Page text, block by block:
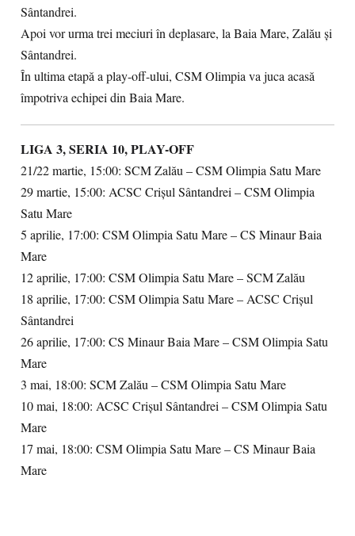
Sântandrei.
Apoi vor urma trei meciuri în deplasare, la Baia Mare, Zalău și
Sântandrei.
În ultima etapă a play-off-ului, CSM Olimpia va juca acasă
împotriva echipei din Baia Mare.
LIGA 3, SERIA 10, PLAY-OFF
21/22 martie, 15:00: SCM Zalău – CSM Olimpia Satu Mare
29 martie, 15:00: ACSC Crișul Sântandrei – CSM Olimpia
Satu Mare
5 aprilie, 17:00: CSM Olimpia Satu Mare – CS Minaur Baia
Mare
12 aprilie, 17:00: CSM Olimpia Satu Mare – SCM Zalău
18 aprilie, 17:00: CSM Olimpia Satu Mare – ACSC Crișul
Sântandrei
26 aprilie, 17:00: CS Minaur Baia Mare – CSM Olimpia Satu
Mare
3 mai, 18:00: SCM Zalău – CSM Olimpia Satu Mare
10 mai, 18:00: ACSC Crișul Sântandrei – CSM Olimpia Satu
Mare
17 mai, 18:00: CSM Olimpia Satu Mare – CS Minaur Baia
Mare